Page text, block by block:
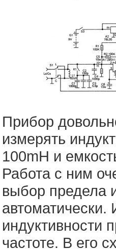
Прибор
измерять
100mН и
Работа с ним
выбор предела
индуктивности
частоте. В его